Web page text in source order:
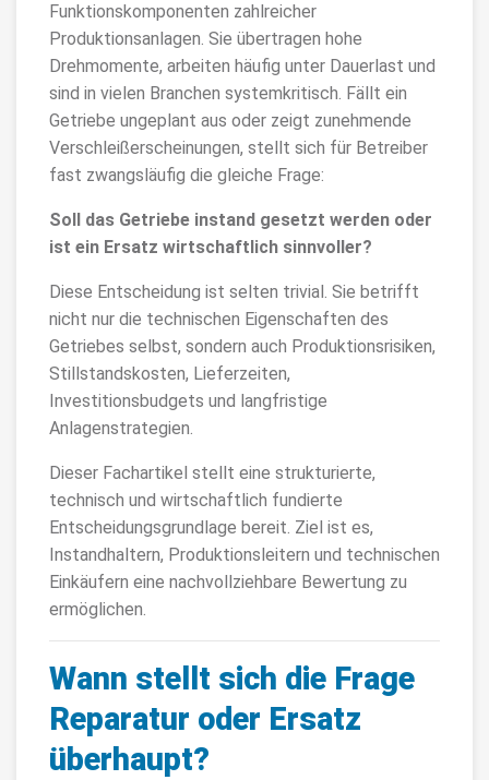
Funktionskomponenten zahlreicher
Produktionsanlagen. Sie übertragen hohe
Drehmomente, arbeiten häufig unter Dauerlast und
sind in vielen Branchen systemkritisch. Fällt ein
Getriebe ungeplant aus oder zeigt zunehmende
Verschleißerscheinungen, stellt sich für Betreiber
fast zwangsläufig die gleiche Frage:
Soll das Getriebe instand gesetzt werden oder
ist ein Ersatz wirtschaftlich sinnvoller?
Diese Entscheidung ist selten trivial. Sie betrifft
nicht nur die technischen Eigenschaften des
Getriebes selbst, sondern auch Produktionsrisiken,
Stillstandskosten, Lieferzeiten,
Investitionsbudgets und langfristige
Anlagenstrategien.
Dieser Fachartikel stellt eine strukturierte,
technisch und wirtschaftlich fundierte
Entscheidungsgrundlage bereit. Ziel ist es,
Instandhaltern, Produktionsleitern und technischen
Einkäufern eine nachvollziehbare Bewertung zu
ermöglichen.
Wann stellt sich die Frage
Reparatur oder Ersatz
überhaupt?